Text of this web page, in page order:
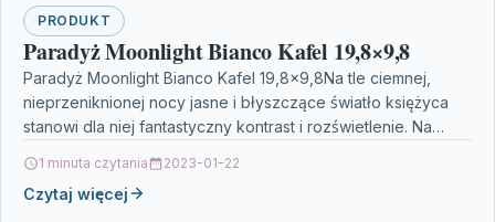
PRODUKT
Paradyż Moonlight Bianco Kafel 19,8×9,8
Paradyż Moonlight Bianco Kafel 19,8×9,8Na tle ciemnej,
nieprzeniknionej nocy jasne i błyszczące światło księżyca
stanowi dla niej fantastyczny kontrast i rozświetlenie. Na
1 minuta czytania 2023-01-22
Czytaj więcej